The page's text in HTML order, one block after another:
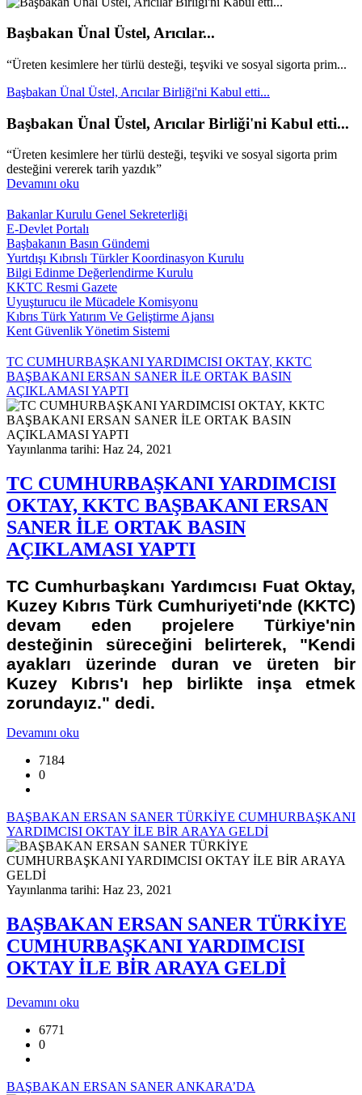
Başbakan Ünal Üstel, Arıcılar...
“Üreten kesimlere her türlü desteği, teşviki ve sosyal sigorta prim...
Başbakan Ünal Üstel, Arıcılar Birliği'ni Kabul etti...
Başbakan Ünal Üstel, Arıcılar Birliği'ni Kabul etti...
“Üreten kesimlere her türlü desteği, teşviki ve sosyal sigorta prim
desteğini vererek tarih yazdık”
Devamını oku
Bakanlar Kurulu Genel Sekreterliği
E-Devlet Portalı
Başbakanın Basın Gündemi
Yurtdışı Kıbrıslı Türkler Koordinasyon Kurulu
Bilgi Edinme Değerlendirme Kurulu
KKTC Resmi Gazete
Uyuşturucu ile Mücadele Komisyonu
Kıbrıs Türk Yatırım Ve Geliştirme Ajansı
Kent Güvenlik Yönetim Sistemi
TC CUMHURBAŞKANI YARDIMCISI OKTAY, KKTC
BAŞBAKANI ERSAN SANER İLE ORTAK BASIN
AÇIKLAMASI YAPTI
Yayınlanma tarihi: Haz 24, 2021
TC CUMHURBAŞKANI YARDIMCISI
OKTAY, KKTC BAŞBAKANI ERSAN
SANER İLE ORTAK BASIN
AÇIKLAMASI YAPTI
TC Cumhurbaşkanı Yardımcısı Fuat Oktay,
Kuzey Kıbrıs Türk Cumhuriyeti'nde (KKTC)
devam eden projelere Türkiye'nin
desteğinin süreceğini belirterek, "Kendi
ayakları üzerinde duran ve üreten bir
Kuzey Kıbrıs'ı hep birlikte inşa etmek
zorundayız." dedi.
Devamını oku
7184
0
BAŞBAKAN ERSAN SANER TÜRKİYE CUMHURBAŞKANI
YARDIMCISI OKTAY İLE BİR ARAYA GELDİ
Yayınlanma tarihi: Haz 23, 2021
BAŞBAKAN ERSAN SANER TÜRKİYE
CUMHURBAŞKANI YARDIMCISI
OKTAY İLE BİR ARAYA GELDİ
Devamını oku
6771
0
BAŞBAKAN ERSAN SANER ANKARA’DA